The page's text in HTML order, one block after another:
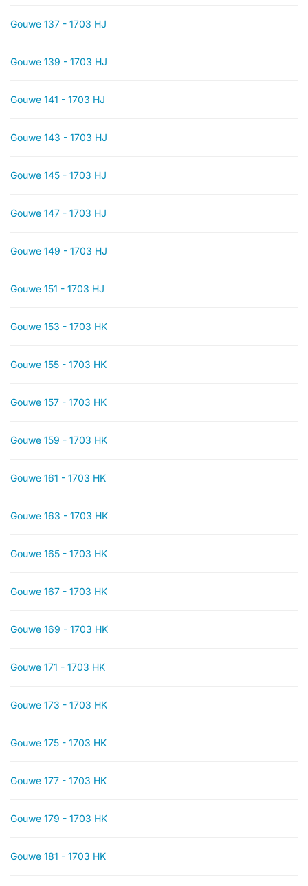
Gouwe 137 - 1703 HJ
Gouwe 139 - 1703 HJ
Gouwe 141 - 1703 HJ
Gouwe 143 - 1703 HJ
Gouwe 145 - 1703 HJ
Gouwe 147 - 1703 HJ
Gouwe 149 - 1703 HJ
Gouwe 151 - 1703 HJ
Gouwe 153 - 1703 HK
Gouwe 155 - 1703 HK
Gouwe 157 - 1703 HK
Gouwe 159 - 1703 HK
Gouwe 161 - 1703 HK
Gouwe 163 - 1703 HK
Gouwe 165 - 1703 HK
Gouwe 167 - 1703 HK
Gouwe 169 - 1703 HK
Gouwe 171 - 1703 HK
Gouwe 173 - 1703 HK
Gouwe 175 - 1703 HK
Gouwe 177 - 1703 HK
Gouwe 179 - 1703 HK
Gouwe 181 - 1703 HK